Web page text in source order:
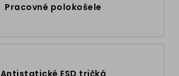
Pracovné polokošele
Antistatické ESD tričká